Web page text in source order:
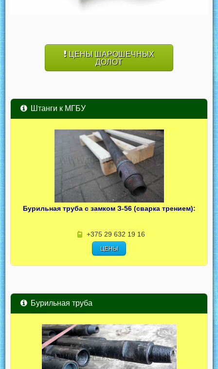
ЦЕНЫ ШАРОШЕЧНЫХ
ДОЛОТ
Штанги к МГБУ
Бурильная труба с замком З-56 (сварка трением):
+375 29 632 19 16
ЦЕНЫ
Бурильная труба